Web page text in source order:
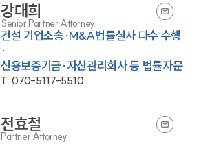
강대희
Senior Partner Attorney
건설 기업소송·M&A법률실사 다수 수행
·
신용보증기금·자산관리회사 등 법률자문
T.070-5117-5510
전효철
Partner Attorney